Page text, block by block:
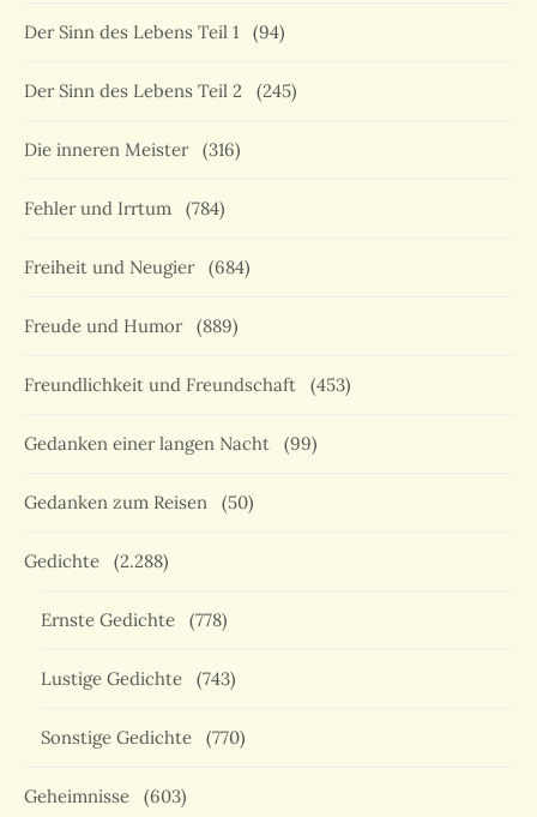
Der Sinn des Lebens Teil 1 (94)
Der Sinn des Lebens Teil 2 (245)
Die inneren Meister (316)
Fehler und Irrtum (784)
Freiheit und Neugier (684)
Freude und Humor (889)
Freundlichkeit und Freundschaft (453)
Gedanken einer langen Nacht (99)
Gedanken zum Reisen (50)
Gedichte (2.288)
Ernste Gedichte (778)
Lustige Gedichte (743)
Sonstige Gedichte (770)
Geheimnisse (603)